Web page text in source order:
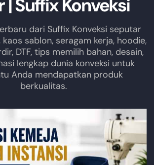
| Suffix Konveksi
dari Suffix Konveksi seputar
sablon, seragam kerja, hoodie,
DTF, tips memilih bahan, desain,
lengkap dunia konveksi untuk
Anda mendapatkan produk
berkualitas.